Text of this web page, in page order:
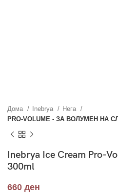
Дома Inebrya
Нега
PRO-VOLUME - ЗА ВОЛУМЕН НА
Inebrya Ice Cream Pro-
300ml
660 ден